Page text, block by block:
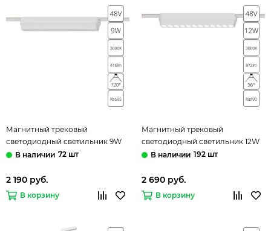
Магнитный трековый
светодиодный светильник 9W
3000K A1153PL-1WH белый Rapid
72 шт
2 190 руб.
В корзину
Магнитный трековый
светодиодный светильник 12W
3000K A1154PL-1WH белый Rapid
192 шт
2 690 руб.
В корзину